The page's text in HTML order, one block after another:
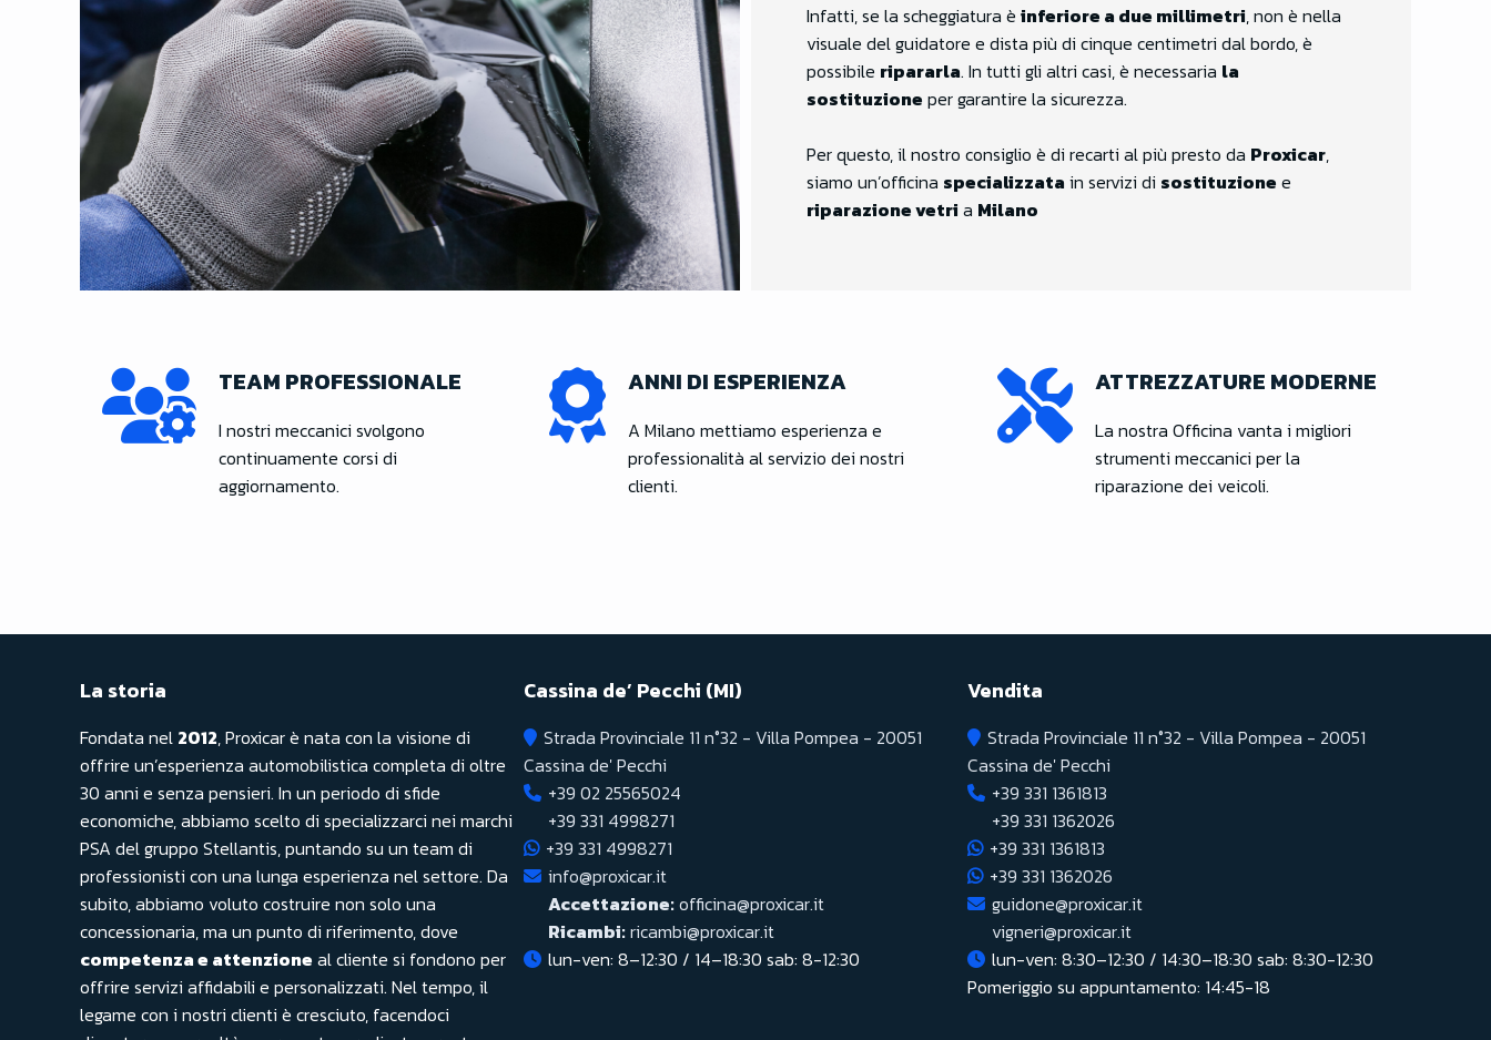
Infatti, se la scheggiatura è inferiore a due millimetri, non è nella
visuale del guidatore e dista più di cinque centimetri dal bordo, è
possibile ripararla. In tutti gli altri casi, è necessaria la
sostituzione per garantire la sicurezza.
Per questo, il nostro consiglio è di recarti al più presto da Proxicar,
siamo un’officina specializzata in servizi di sostituzione e
riparazione vetri a Milano
TEAM PROFESSIONALE
I nostri meccanici svolgono
continuamente corsi di
aggiornamento.
ANNI DI ESPERIENZA
A Milano mettiamo esperienza e
professionalità al servizio dei nostri
clienti.
ATTREZZATURE MODERNE
La nostra Officina vanta i migliori
strumenti meccanici per la
riparazione dei veicoli.
La storia
Fondata nel 2012, Proxicar è nata con la visione di
offrire un’esperienza automobilistica completa di oltre
30 anni e senza pensieri. In un periodo di sfide
economiche, abbiamo scelto di specializzarci nei marchi
PSA del gruppo Stellantis, puntando su un team di
professionisti con una lunga esperienza nel settore. Da
subito, abbiamo voluto costruire non solo una
concessionaria, ma un punto di riferimento, dove
competenza e attenzione al cliente si fondono per
offrire servizi affidabili e personalizzati. Nel tempo, il
legame con i nostri clienti è cresciuto, facendoci
Cassina de’ Pecchi (MI)
Strada Provinciale 11 n°32 - Villa Pompea - 20051
Cassina de' Pecchi
+39 02 25565024
+39 331 4998271
Accettazione:officina@proxicar.it
Ricambi:ricambi@proxicar.it
+39 331 4998271
info@proxicar.it
lun-ven: 8–12:30 / 14–18:30 sab: 8-12:30
Vendita
Strada Provinciale 11 n°32 - Villa Pompea - 20051
Cassina de' Pecchi
+39 331 1361813
+39 331 1362026
+39 331 1362026
vigneri@proxicar.it
+39 331 1361813
guidone@proxicar.it
lun-ven: 8:30–12:30 / 14:30–18:30 sab: 8:30-12:30
Pomeriggio su appuntamento: 14:45-18